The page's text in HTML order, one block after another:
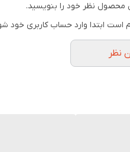
محصول نظر خود را بنویسید.
است ابتدا وارد حساب کاربری خود
نظر